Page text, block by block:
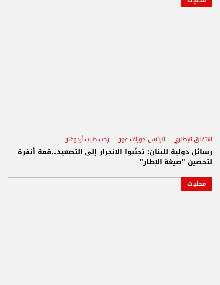
الاتفاق الإطاري الرئيس جوزاف عون رجب طيب أردوغان
رسائل دولية للبنان: تجنّبوا الانجرار إلى التصعيد...قمة أنقرة
لتحصين "صيغة الإطار"
محليات